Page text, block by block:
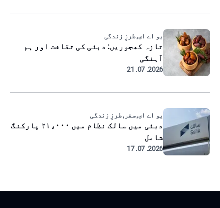
یو اے ای, طرزِ زندگی
تازہ کھجوریں: دبئی کی ثقافت اور ہم
آہنگی
2026. 07. 21
یو اے ای, سفر, طرزِ زندگی
دبئی میں سالک نظام میں ۲۱،۰۰۰ پارکنگ
شامل
2026. 07. 17